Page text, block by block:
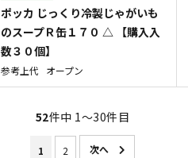
ポッカ じっくり冷製じゃがいも
のスープＲ缶１７０ △ 【購入入
数３０個】
参考上代 オープン
52件中 1〜30件目
1 2